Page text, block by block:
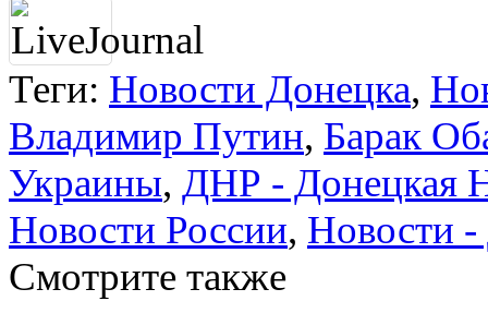
Теги: Новости Донецка,
Владимир Путин, Барак
Украины, ДНР - Донецкая
Новости России, Новости -
Смотрите также